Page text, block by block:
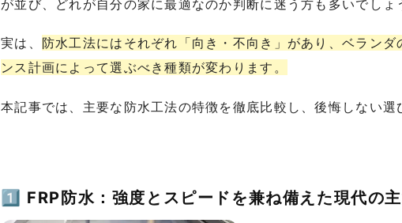
が並び、どれが自分の家に最適なのか判断に迷う方も多いでしょ
実は、 防水工法にはそれぞれ「向き・不向き」があり、ベラン
ンス計画によって選ぶべき種類が変わります。
本記事では、主要な防水工法の特徴を徹底比較し、後悔しない選
1⃣ FRP防水：強度とスピードを兼ね備えた現代の